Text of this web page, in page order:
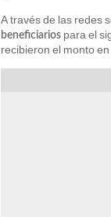
A través de las redes
beneficiarios para el
recibieron el monto